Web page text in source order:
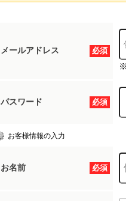
必須
メールアドレス
必須
パスワード
お客様情報の入力
必須
お名前